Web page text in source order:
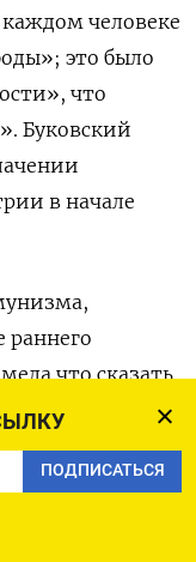
ПОДПИСАТЬСЯ
человеке
это было
что
Буковский
в начале
что сказать
люди
за
из нас